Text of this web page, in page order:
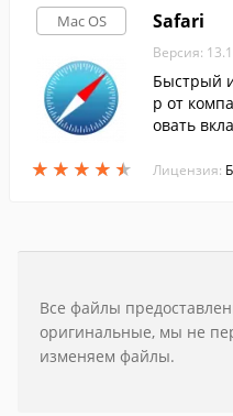
Mac OS
★ ★ ★ ★ ★
★ ★ ★ ★ ★
Safari
Версия:
Быстрый
р от
овать
Лицензия:
Все файлы
оригинальные, мы не
изменяем файлы.